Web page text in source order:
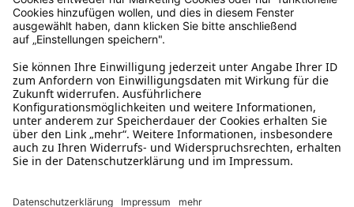
Schreibe uns
verkauf@schecker.de
WhatsApp Support
+49 1520 8997191
Tritt unserem Newsletter bei